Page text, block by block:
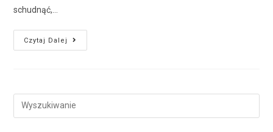
schudnąć,…
Czytaj Dalej